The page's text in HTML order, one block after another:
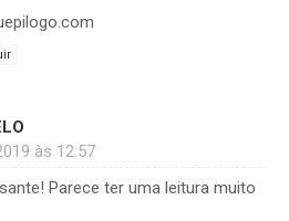
às 12:57
Parece ter uma leitura muito